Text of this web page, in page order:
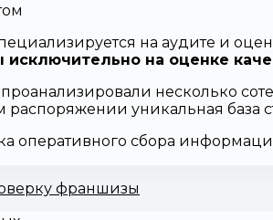
на аудите и
исключительно на оценке
несколько
распоряжении уникальная база
оперативного сбора
франшизы